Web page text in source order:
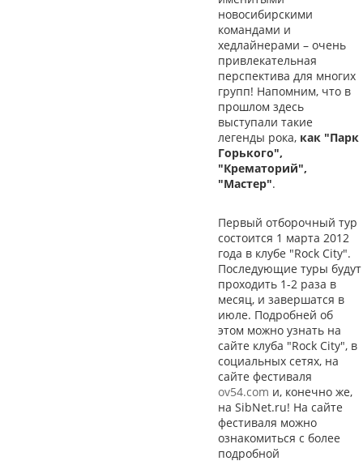
новосибирскими
командами и
хедлайнерами – очень
привлекательная
перспектива для многих
групп! Напомним, что в
прошлом здесь
выступали такие
легенды рока, как "Парк
Горького",
"Крематорий",
"Мастер".
Первый отборочный тур
состоится 1 марта 2012
года в клубе "Rock City".
Последующие туры будут
проходить 1-2 раза в
месяц, и завершатся в
июле. Подробней об
этом можно узнать на
сайте клуба "Rock City", в
социальных сетях, на
сайте фестиваля
ov54.com и, конечно же,
на SibNet.ru! На сайте
фестиваля можно
ознакомиться с более
подробной